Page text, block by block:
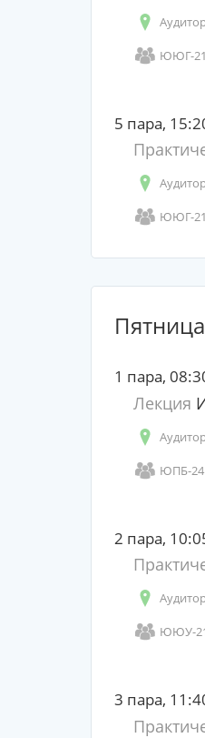
ЮЮГ-
5 пара,
ЮЮГ-
Пятница
1 пара,
Лекция
ЮПБ-
2 пара,
ЮЮУ-
3 пара,